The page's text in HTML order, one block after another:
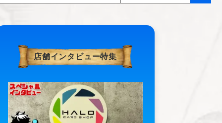
店舗インタビュー特集